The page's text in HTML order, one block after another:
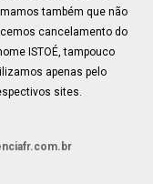
também que não
cancelamento do
ISTOÉ, tampouco
apenas pelo
sites.